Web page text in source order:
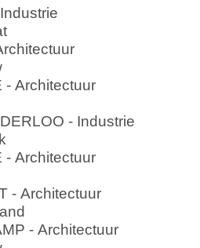
- Architectuur
- Industrie
- Architectuur
- Architectuur
- Architectuur